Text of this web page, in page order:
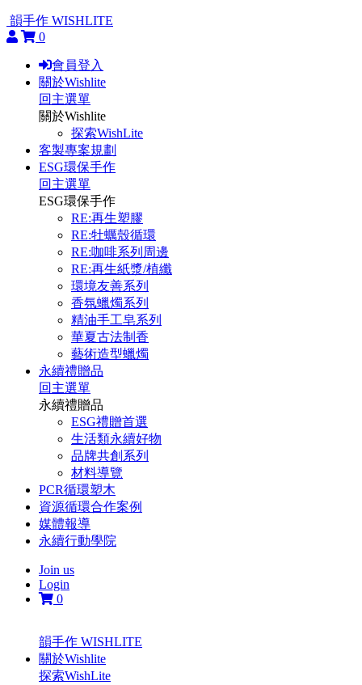
韻手作 WISHLITE
0
會員登入
關於Wishlite
回主選單
關於Wishlite
探索WishLite
客製專案規劃
ESG環保手作
回主選單
ESG環保手作
RE:再生塑膠
RE:牡蠣殼循環
RE:咖啡系列周邊
RE:再生紙漿/植纖
環境友善系列
香氛蠟燭系列
精油手工皂系列
華夏古法制香
藝術造型蠟燭
永續禮贈品
回主選單
永續禮贈品
ESG禮贈首選
生活類永續好物
品牌共創系列
材料導覽
PCR循環塑木
資源循環合作案例
媒體報導
永續行動學院
Join us
Login
0
韻手作 WISHLITE
關於Wishlite
探索WishLite